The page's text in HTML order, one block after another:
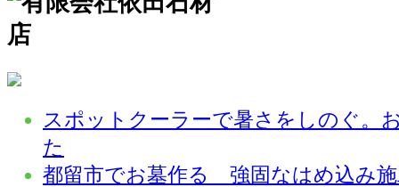
スポットクーラーで暑さをしのぐ。
た
都留市でお墓作る 強固なはめ込み